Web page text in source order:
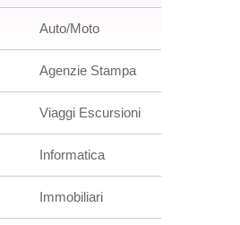
Auto/Moto
Agenzie Stampa
Viaggi Escursioni
Informatica
Immobiliari